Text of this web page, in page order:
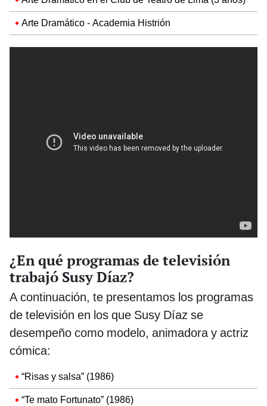
Arte Dramático - Academia Histrión
¿En qué programas de televisión
trabajó Susy Díaz?
A continuación, te presentamos los programas
de televisión en los que Susy Díaz se
desempeño como modelo, animadora y actriz
cómica:
“Risas y salsa” (1986)
“Te mato Fortunato” (1986)